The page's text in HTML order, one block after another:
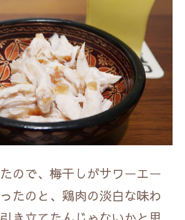
ので、梅干しがサワーエー
たのと、鶏肉の淡白な味わ